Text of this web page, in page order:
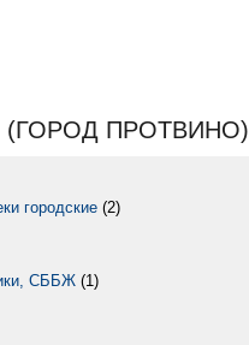
(ГОРОД ПРОТВИНО)
городские (2)
СББЖ (1)